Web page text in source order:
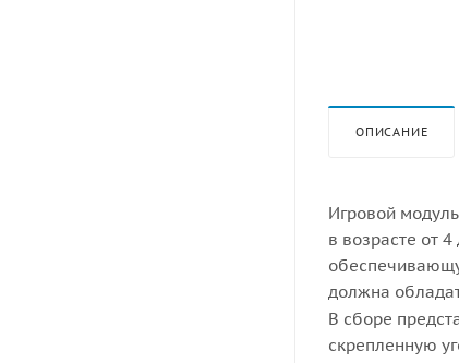
ОПИСАНИЕ
Игровой
в возрасте от
должна
В сборе
скрепленную